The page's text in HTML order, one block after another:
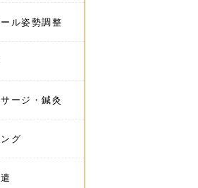
ル姿勢調整
ージ・鍼灸
グ